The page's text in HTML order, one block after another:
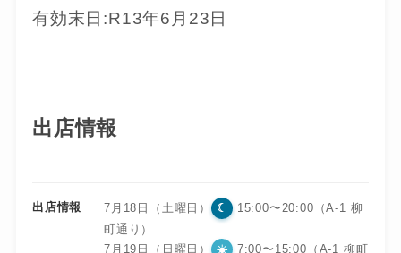
有効末日:R13年6月23日
出店情報
出店情報 7月18日（土曜日） ☾
15:00〜20:00（A-1 柳
町通り）
7月19日（日曜日）
7:00〜15:00（A-1 柳町